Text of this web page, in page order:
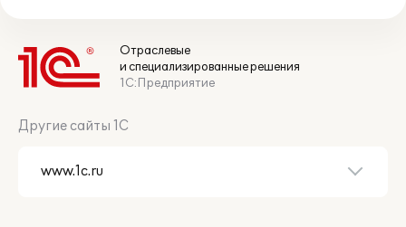
Отраслевые
и специализированные решения
1С:Предприятие
Другие сайты 1С